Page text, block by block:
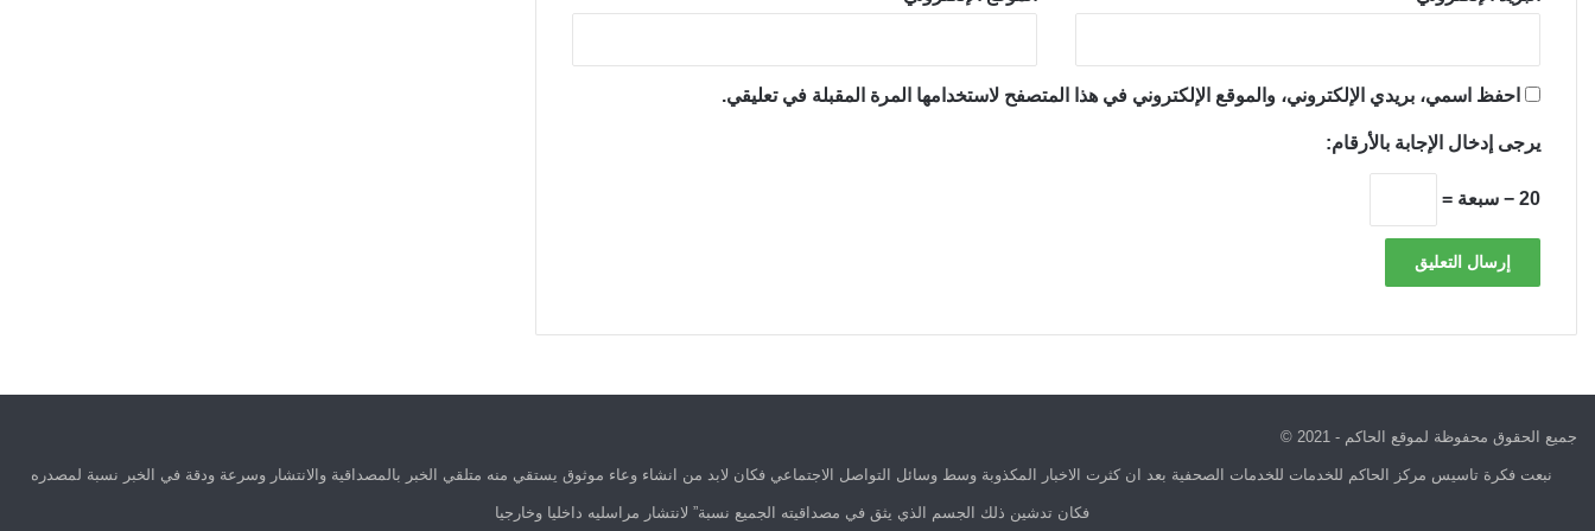
احفظ اسمي، بريدي الإلكتروني، والموقع الإلكتروني في هذا المتصفح لاستخدامها المرة المقبلة في تعليقي.
يرجى إدخال الإجابة بالأرقام:
20 − سبعة =
جميع الحقوق محفوظة لموقع الحاكم - 2021 ©
نبعت فكرة تاسيس مركز الحاكم للخدمات للخدمات الصحفية بعد ان كثرت الاخبار المكذوبة وسط وسائل التواصل الاجتماعي فكان لابد من انشاء وعاء موثوق يستقي منه متلقي الخبر بالمصداقية والانتشار وسرعة ودقة في الخبر نسبة لمصدره
فكان تدشين ذلك الجسم الذي يثق في مصداقيته الجميع نسبة” لانتشار مراسليه داخليا وخارجيا